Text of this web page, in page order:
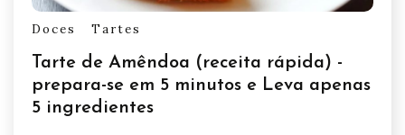
Doces Tartes
Tarte de Amêndoa (receita rápida) -
prepara-se em 5 minutos e Leva apenas
5 ingredientes